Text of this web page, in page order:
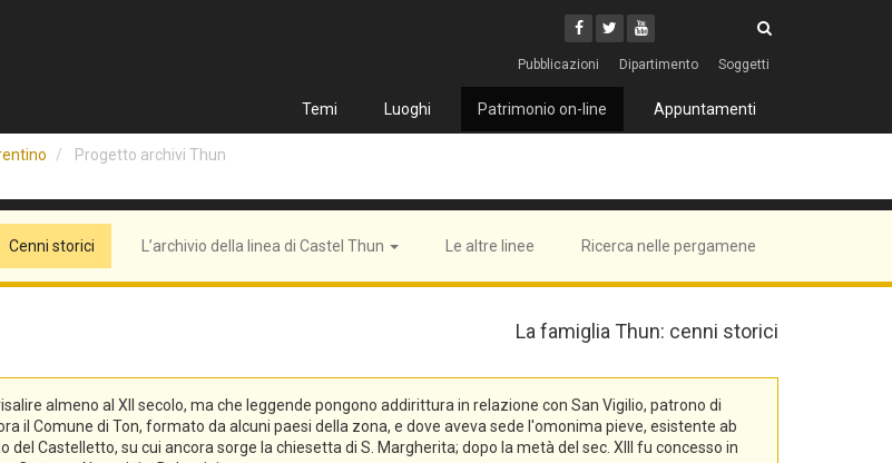
Facebook
Twitter
Youtube
Pubblicazioni Dipartimento Soggetti
Temi Luoghi Patrimonio on-line Appuntamenti
Progetto archivi Thun
Cenni storici L’archivio della linea di Castel Thun Le altre linee Ricerca nelle pergamene
La famiglia Thun: cenni storici
almeno al XII secolo, ma che leggende pongono addirittura in relazione con San Vigilio, patrono di
il Comune di Ton, formato da alcuni paesi della zona, e dove aveva sede l'omonima pieve, esistente ab
Castelletto, su cui ancora sorge la chiesetta di S. Margherita; dopo la metà del sec. XIII fu concesso in